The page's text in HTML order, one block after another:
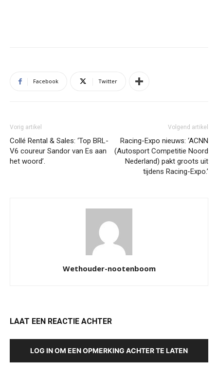
Facebook Twitter
Vorig artikel
Collé Rental & Sales: ‘Top BRL-
V6 coureur Sandor van Es aan
het woord’.
Volgend artikel
Racing-Expo nieuws: ‘ACNN
(Autosport Competitie Noord
Nederland) pakt groots uit
tijdens Racing-Expo.’
Wethouder-nootenboom
LAAT EEN REACTIE ACHTER
LOG IN OM EEN OPMERKING ACHTER TE LATEN